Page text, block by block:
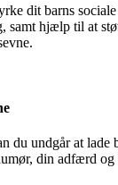
dit barns
samt hjælp til at
du undgår at lade
din adfærd og